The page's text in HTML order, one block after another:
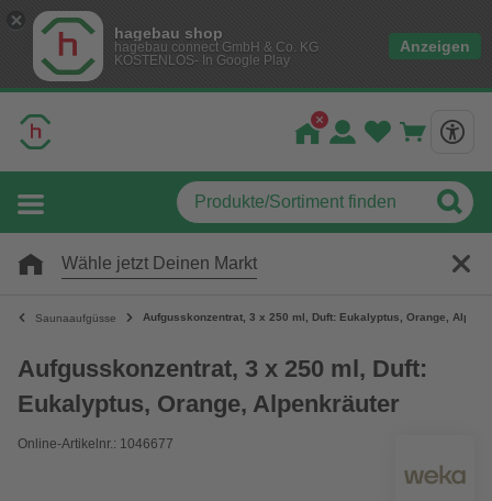
hagebau shop
hagebau connect GmbH & Co. KG
KOSTENLOS- In Google Play
Anzeigen
Wähle jetzt Deinen Markt
Saunaaufgüsse Aufgusskonzentrat, 3 x 250 ml, Duft: Eukalyptus, Orange,
Aufgusskonzentrat, 3 x 250 ml, Duft:
Eukalyptus, Orange, Alpenkräuter
Online-Artikelnr.: 1046677